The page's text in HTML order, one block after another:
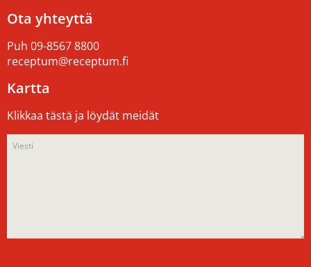
Ota yhteyttä
Puh 09-8567 8800
receptum@receptum.fi
Kartta
Klikkaa tästä ja löydät meidät